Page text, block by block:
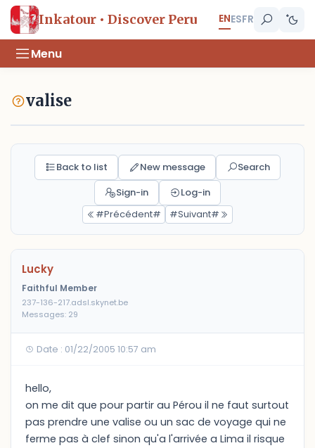
Inkatour • Discover Peru ENESFR
Menu
valise
Back to list New message
Search
Sign-in
Log-in
#Précédent#
#Suivant#
Lucky
Faithful Member
237-136-217.adsl.skynet.be
Messages: 29
Date : 01/22/2005 10:57 am
hello,
on me dit que pour partir au Pérou il ne faut surtout
pas prendre une valise ou un sac de voyage qui ne
ferme pas à clef sinon qu'a l'arrivée a Lima il risque